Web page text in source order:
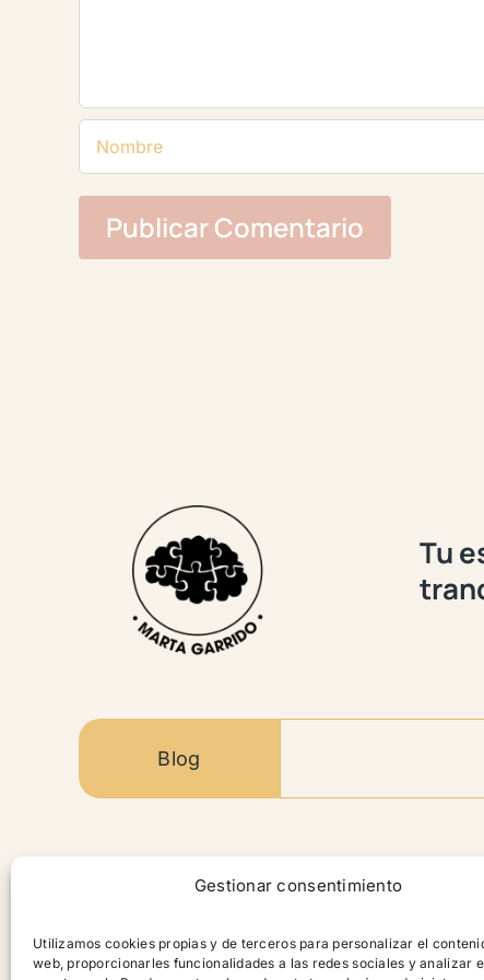
Gestionar consentimiento
Utilizamos cookies propias y de terceros para personalizar el
web, proporcionarles funcionalidades a las redes sociales y analizar
Tu
Blog
Contenido
Productos